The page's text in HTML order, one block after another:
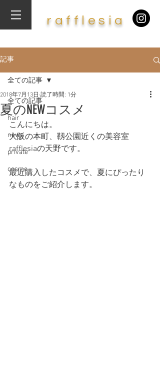
​r af f lesia
記事
全ての記事
hair
news
private
cosme
全ての記事
夏のNEWコスメ
2018年7月13日 読了時間: 1分
こんにちは。
大阪の本町、靱公園近くの美容室
rafflesiaの天野です。
最近購入したコスメで、夏にぴったり
なものをご紹介します。